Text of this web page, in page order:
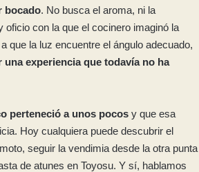
bocado. No busca el aroma, ni la
con la que el cocinero imaginó la
que la luz encuentre el ángulo adecuado,
una experiencia que todavía no ha
perteneció a unos pocos y que esa
Hoy cualquiera puede descubrir el
seguir la vendimia desde la otra punta
de atunes en Toyosu. Y sí, hablamos